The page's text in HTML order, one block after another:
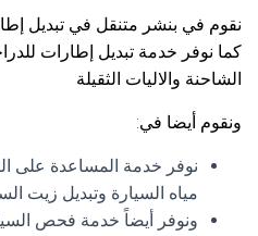
نقوم في بنشر متنقل في تبديل
كما نوفر خدمة تبديل إطارات
الشاحنة والاليات الثقيلة
ونقوم أيضا في:
نوفر خدمة المساعدة على
مياه السيارة وتبديل زيت
ونوفر أيضاً خدمة فحص